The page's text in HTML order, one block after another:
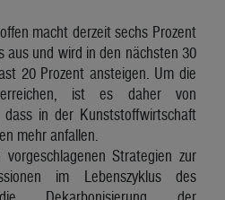
macht derzeit sechs Prozent
aus und wird in den nächsten 30
20 Prozent ansteigen. Um die
ist es daher von
dass in der Kunststoffwirtschaft
mehr anfallen.
Strategien zur
im Lebenszyklus des